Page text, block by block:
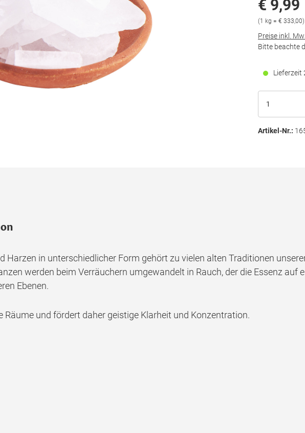
€ 9,99
(1 kg = € 333,00)
Preise inkl.
Bitte beachte
Lieferzeit
Artikel-Nr.:
Harzen in unterschiedlicher Form gehört zu vielen alten Traditionen
werden beim Verräuchern umgewandelt in Rauch, der die Essenz auf
Ebenen.
Räume und fördert daher geistige Klarheit und Konzentration.